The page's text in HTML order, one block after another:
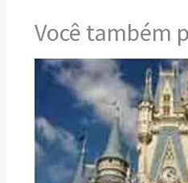
Você também